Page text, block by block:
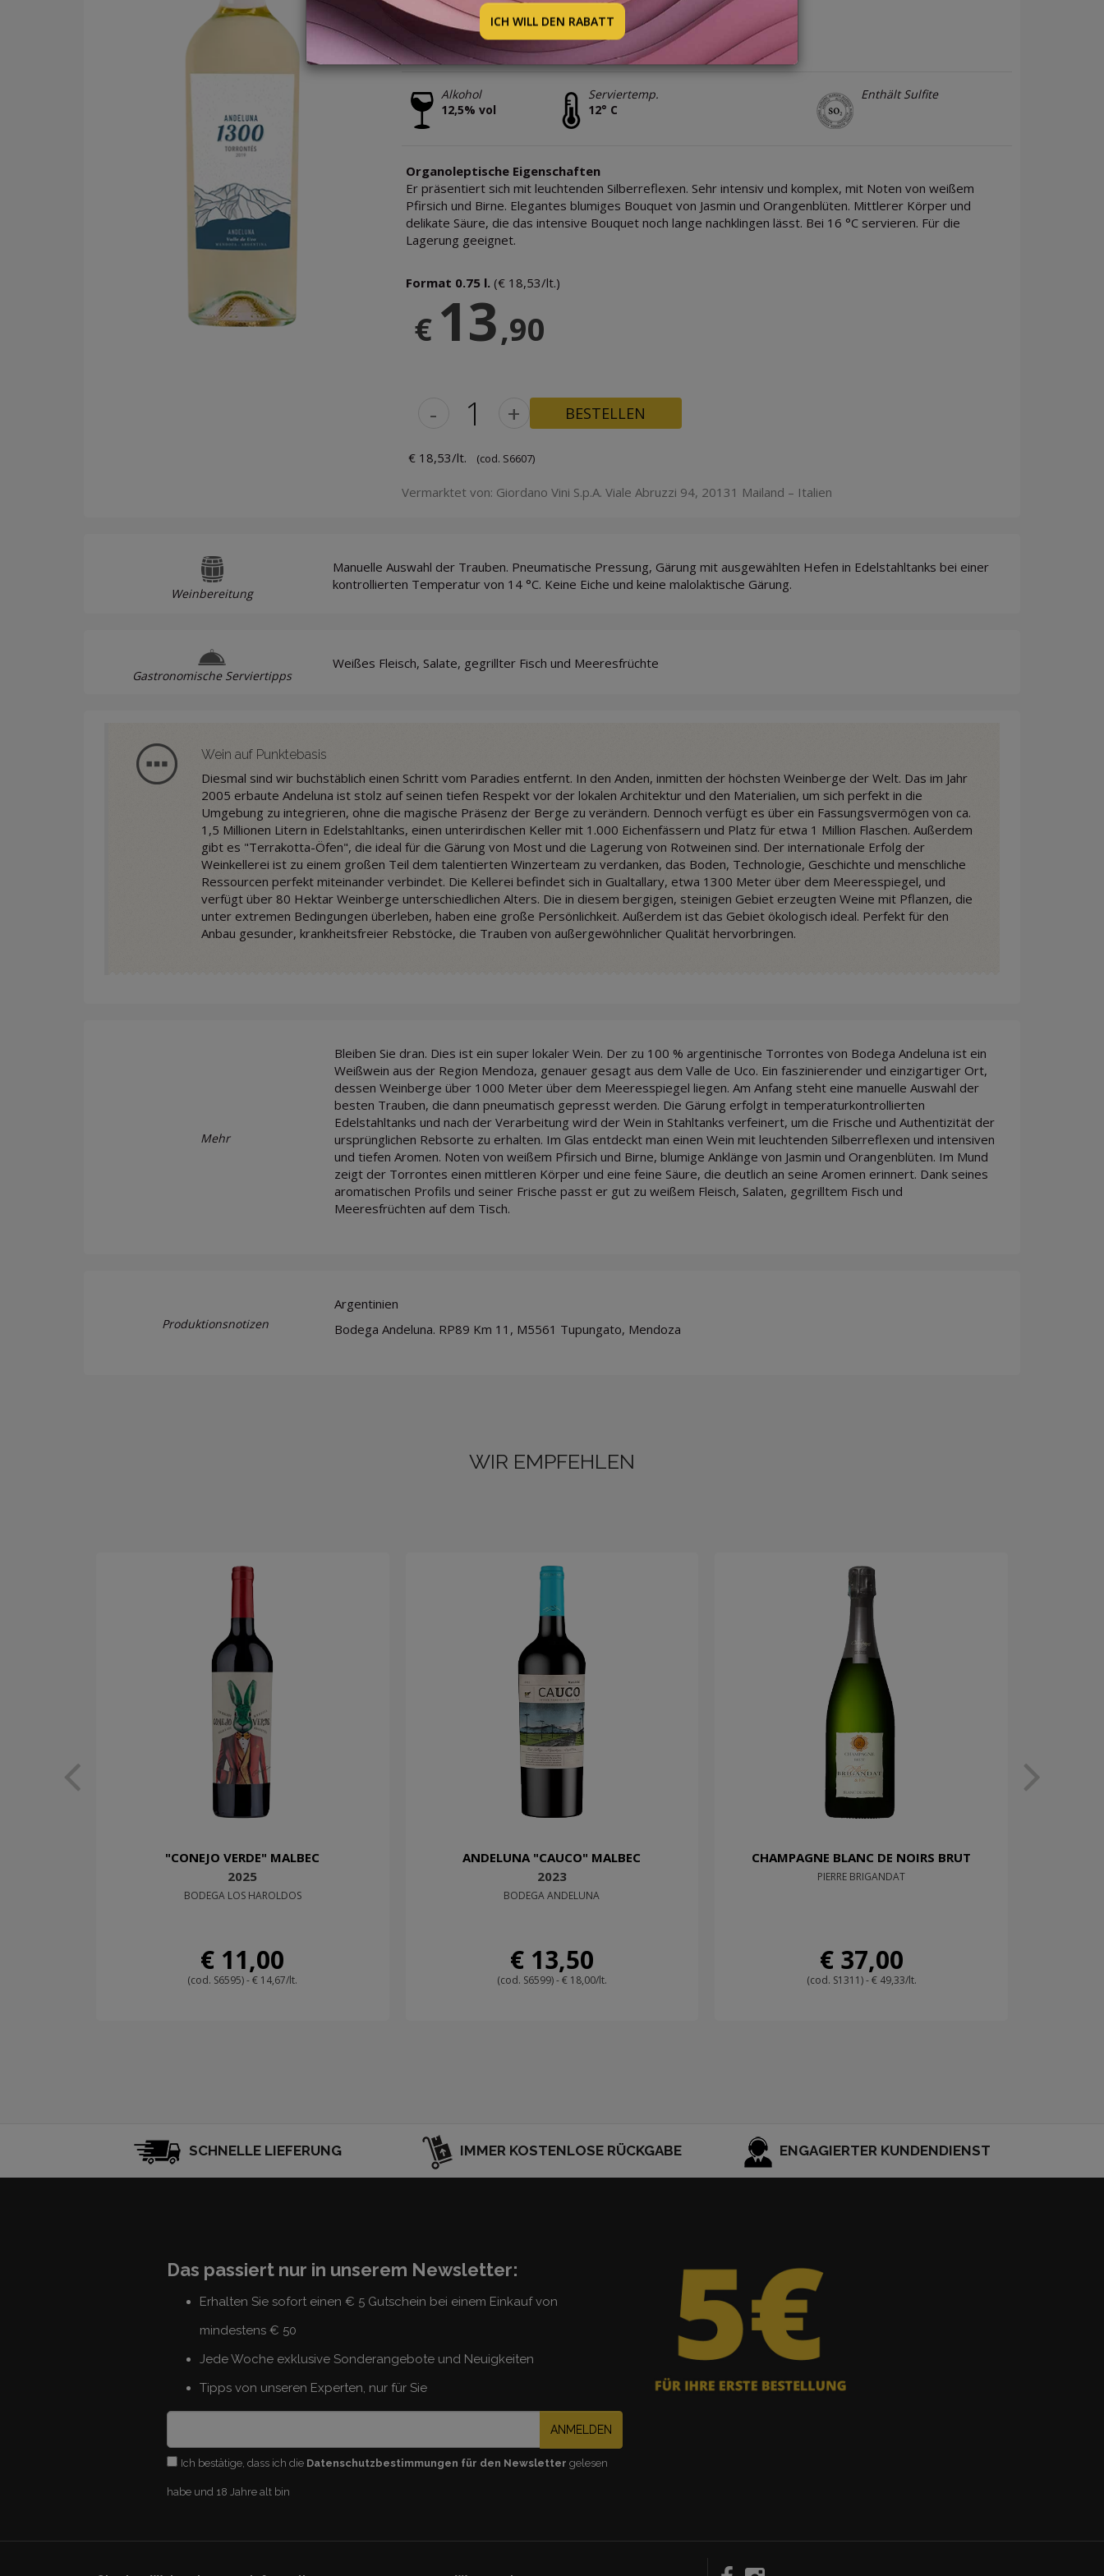
BODEGA ANDELUNA
2025
Alkohol
12,5% vol
Serviertemp.
12° C
Enthält Sulfite
Organoleptische Eigenschaften
Er präsentiert sich mit leuchtenden Silberreflexen. Sehr intensiv und komplex, mit Noten von weißem
Pfirsich und Birne. Elegantes blumiges Bouquet von Jasmin und Orangenblüten. Mittlerer Körper und
delikate Säure, die das intensive Bouquet noch lange nachklingen lässt. Bei 16 °C servieren. Für die
Lagerung geeignet.
Format 0.75 l. (€ 18,53/lt.)
€ 13,90
- + BESTELLEN
€ 18,53/lt. (cod. S6607)
Vermarktet von: Giordano Vini S.p.A. Viale Abruzzi 94, 20131 Mailand – Italien
Weinbereitung
Manuelle Auswahl der Trauben. Pneumatische Pressung, Gärung mit ausgewählten Hefen in Edelstahltanks bei einer
kontrollierten Temperatur von 14 °C. Keine Eiche und keine malolaktische Gärung.
Gastronomische Serviertipps
Weißes Fleisch, Salate, gegrillter Fisch und Meeresfrüchte
Wein auf Punktebasis
Diesmal sind wir buchstäblich einen Schritt vom Paradies entfernt. In den Anden, inmitten der höchsten Weinberge der Welt. Das im Jahr
2005 erbaute Andeluna ist stolz auf seinen tiefen Respekt vor der lokalen Architektur und den Materialien, um sich perfekt in die
Umgebung zu integrieren, ohne die magische Präsenz der Berge zu verändern. Dennoch verfügt es über ein Fassungsvermögen von ca.
1,5 Millionen Litern in Edelstahltanks, einen unterirdischen Keller mit 1.000 Eichenfässern und Platz für etwa 1 Million Flaschen. Außerdem
gibt es "Terrakotta-Öfen", die ideal für die Gärung von Most und die Lagerung von Rotweinen sind. Der internationale Erfolg der
Weinkellerei ist zu einem großen Teil dem talentierten Winzerteam zu verdanken, das Boden, Technologie, Geschichte und menschliche
Ressourcen perfekt miteinander verbindet. Die Kellerei befindet sich in Gualtallary, etwa 1300 Meter über dem Meeresspiegel, und
verfügt über 80 Hektar Weinberge unterschiedlichen Alters. Die in diesem bergigen, steinigen Gebiet erzeugten Weine mit Pflanzen, die
unter extremen Bedingungen überleben, haben eine große Persönlichkeit. Außerdem ist das Gebiet ökologisch ideal. Perfekt für den
Anbau gesunder, krankheitsfreier Rebstöcke, die Trauben von außergewöhnlicher Qualität hervorbringen.
Mehr
Bleiben Sie dran. Dies ist ein super lokaler Wein. Der zu 100 % argentinische Torrontes von Bodega Andeluna ist ein
Weißwein aus der Region Mendoza, genauer gesagt aus dem Valle de Uco. Ein faszinierender und einzigartiger Ort,
dessen Weinberge über 1000 Meter über dem Meeresspiegel liegen. Am Anfang steht eine manuelle Auswahl der
besten Trauben, die dann pneumatisch gepresst werden. Die Gärung erfolgt in temperaturkontrollierten
Edelstahltanks und nach der Verarbeitung wird der Wein in Stahltanks verfeinert, um die Frische und Authentizität der
ursprünglichen Rebsorte zu erhalten. Im Glas entdeckt man einen Wein mit leuchtenden Silberreflexen und intensiven
und tiefen Aromen. Noten von weißem Pfirsich und Birne, blumige Anklänge von Jasmin und Orangenblüten. Im Mund
zeigt der Torrontes einen mittleren Körper und eine feine Säure, die deutlich an seine Aromen erinnert. Dank seines
aromatischen Profils und seiner Frische passt er gut zu weißem Fleisch, Salaten, gegrilltem Fisch und
Meeresfrüchten auf dem Tisch.
Produktionsnotizen
Argentinien
Bodega Andeluna. RP89 Km 11, M5561 Tupungato, Mendoza
WIR EMPFEHLEN
"CONEJO VERDE" MALBEC
2025
BODEGA LOS HAROLDOS
€ 11,00
(cod. S6595) - € 14,67/lt.
ANDELUNA "CAUCO" MALBEC
2023
BODEGA ANDELUNA
€ 13,50
(cod. S6599) - € 18,00/lt.
CHAMPAGNE BLANC DE NOIRS BRUT
PIERRE BRIGANDAT
€ 37,00
(cod. S1311) - € 49,33/lt.
SCHNELLE LIEFERUNG IMMER KOSTENLOSE RÜCKGABE ENGAGIERTER KUNDENDIENST
Das passiert nur in unserem Newsletter:
Erhalten Sie sofort einen € 5 Gutschein bei einem Einkauf von
mindestens € 50
Jede Woche exklusive Sonderangebote und Neuigkeiten
Tipps von unseren Experten, nur für Sie
ANMELDEN
Ich bestätige, dass ich die Datenschutzbestimmungen für den Newsletter gelesen
habe und 18 Jahre alt bin
ICH WILL DEN RABATT